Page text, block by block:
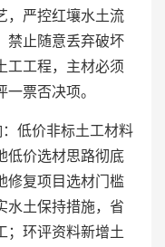
，严控红壤水土流
禁止随意丢弃破坏
工工程，主材必须
票否决项。
低价非标土工材料
低价选材思路彻底
修复项目选材门槛
水土保持措施，省
；环评资料新增土